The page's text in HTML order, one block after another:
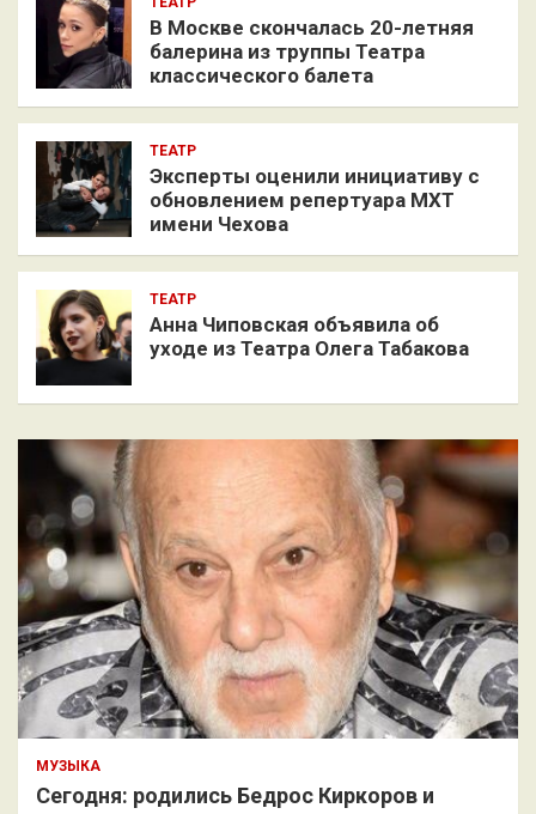
В Москве скончалась 20-летняя
балерина из труппы Театра
классического балета
ТЕАТР
Эксперты оценили инициативу с
обновлением репертуара МХТ
имени Чехова
ТЕАТР
Анна Чиповская объявила об
уходе из Театра Олега Табакова
МУЗЫКА
Сегодня: родились Бедрос Киркоров и